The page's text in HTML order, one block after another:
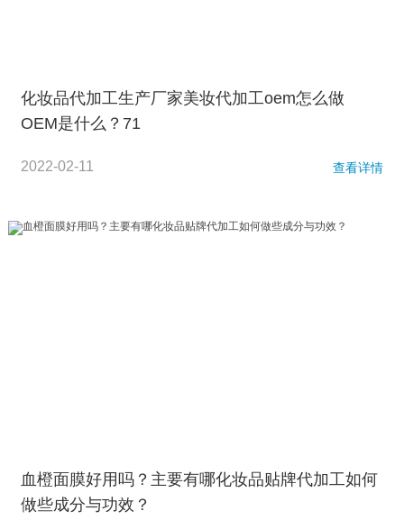
化妆品代加工生产厂家美妆代加工oem怎么做
OEM是什么？71
2022-02-11 查看详情
血橙面膜好用吗？主要有哪化妆品贴牌代加工如何
做些成分与功效？